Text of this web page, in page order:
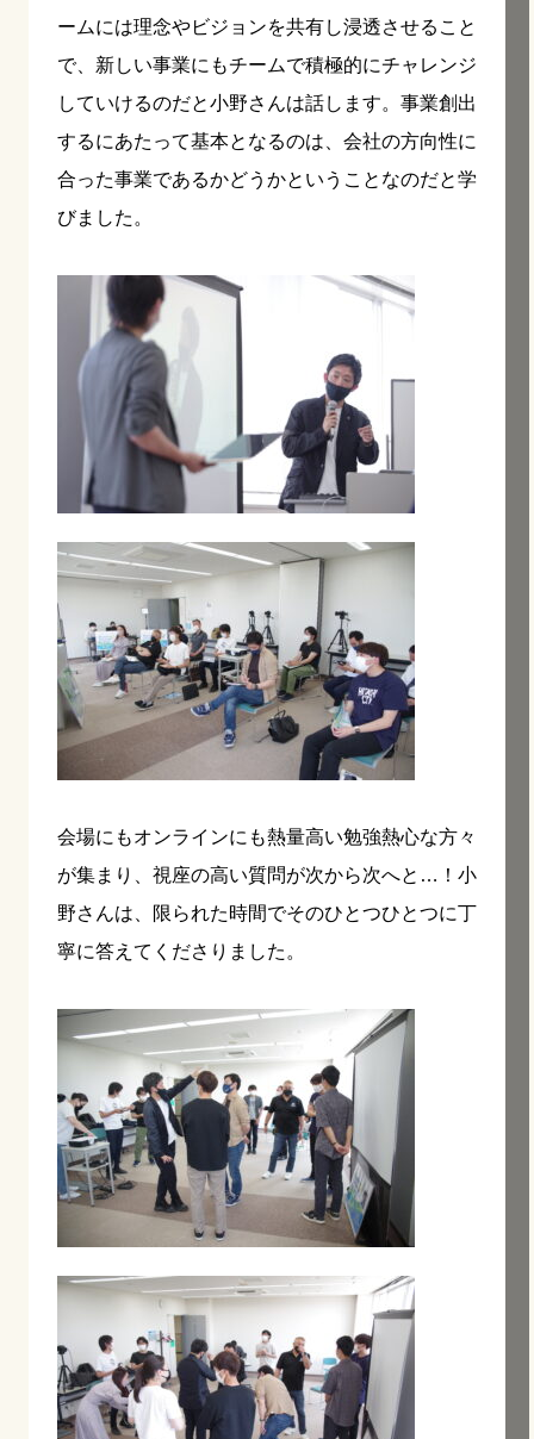
ームには理念やビジョンを共有し浸透させること
で、新しい事業にもチームで積極的にチャレンジ
していけるのだと小野さんは話します。事業創出
するにあたって基本となるのは、会社の方向性に
合った事業であるかどうかということなのだと学
びました。
会場にもオンラインにも熱量高い勉強熱心な方々
が集まり、視座の高い質問が次から次へと…！小
野さんは、限られた時間でそのひとつひとつに丁
寧に答えてくださりました。